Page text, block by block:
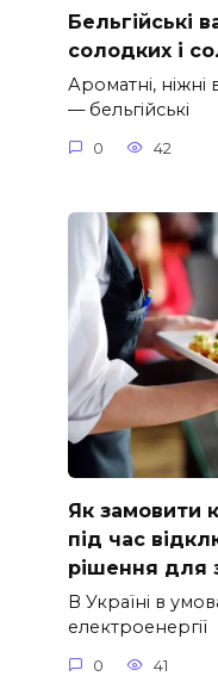
Бельгійські
солодких і
Ароматні, ніжні
— бельгійські
0 42
Як замовити
під час
рішення для
В Україні в
електроенергії
0 41